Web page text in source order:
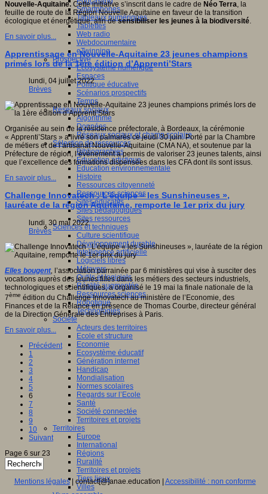
Smartphones
Tableaux numériques
Tablettes
Web radio
Webdocumentaire
eTwinning
Prospective
Ecosystème numérique
Espaces
Politique éducative
Scénarios prospectifs
Temps
Réseaux sociaux
Algorithme
Données
Réseaux sociaux et champ scolaire
Sélection de ressources
Bibliographies
Education artistique
Education environnementale
Histoire
Ressources citoyenneté
Ressources sciences
Sites éducatifs
Sites pédagogiques
Sites ressources
Sciences et techniques
Culture scientifique
Développement durable
Intelligence artificielle
Logiciels libres
Métavers
Outils et logiciels
Réalité augmentée
Ressources sciences
Robotique
Technologies
Société
Acteurs des territoires
Ecole et structure
Economie
Ecosystème éducatif
Génération internet
Handicap
Mondialisation
Normes scolaires
Regards sur l’Ecole
Santé
Société connectée
Territoires et projets
Territoires
Europe
International
Régions
Ruralité
Territoires et projets
Tiers lieux
Villes
Nouvelle-Aquitaine. Cette initiative s’inscrit dans le cadre de Néo Terra, la
feuille de route de la Région Nouvelle Aquitaine en faveur de la transition
écologique et énergétique, afin desensibiliser les jeunes à la biodiversité.
En savoir plus...
Apprentissage en Nouvelle-Aquitaine 23 jeunes champions
primés lors de la 1ère édition d’Apprenti’Stars
lundi, 04 juillet 2022
Brèves
Organisée au sein de la résidence préfectorale, à Bordeaux, la cérémonie
« Apprenti’Stars » a livré son palmarès ce jeudi 30 juin. Porté par la Chambre
de métiers et de l’artisanat Nouvelle-Aquitaine (CMA NA), et soutenue par la
Préfecture de région, l’événement a permis de valoriser 23 jeunes talents, ainsi
que l’excellence des formations dispensées dans les CFA dont ils sont issus.
En savoir plus...
Challenge Innovatech : L’équipe « les Sunshineuses »,
lauréate de la région Aquitaine, remporte le 1er prix du jury
lundi, 30 mai 2022
Brèves
Elles bougent, l’association parrainée par 6 ministères qui vise à susciter des
vocations auprès des jeunes filles dans les métiers des secteurs industriels,
technologiques et scientifiques, a organisé le 19 mai la finale nationale de la
7ème édition du Challenge Innovatech au ministère de l’Economie, des
Finances et de la Relance en présence de Thomas Courbe, directeur général
de la Direction Générale des Entreprises à Paris.
En savoir plus...
Précédent
1
2
3
4
5
6
7
8
9
10
Suivant
Page 6 sur 23
Mentions légales| contact[@]anae.education | Accessibilité : non conforme